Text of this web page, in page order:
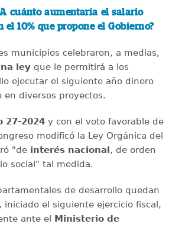
cuánto aumentaría el salario
10% que propone el Gobierno?
municipios celebraron, a medias,
leyque le permitirá a los
ejecutar el siguiente año dinero
en diversos proyectos.
27-2024y con el voto favorable de
modificó la Ley Orgánica del
"de interés nacional, de orden
social" tal medida.
de desarrollo quedan
iniciado el siguiente ejercicio fiscal,
ante el Ministerio de